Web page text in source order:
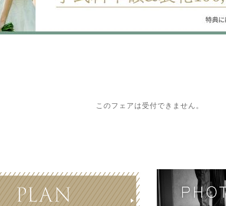
このフェアは受付できません。